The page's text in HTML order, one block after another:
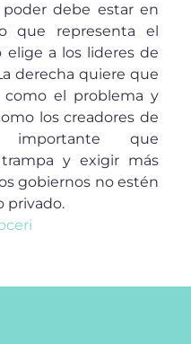
poder debe estar en
que representa el
a los lideres de
derecha quiere que
el problema y
los creadores de
que
y exigir más
gobiernos no estén
privado.